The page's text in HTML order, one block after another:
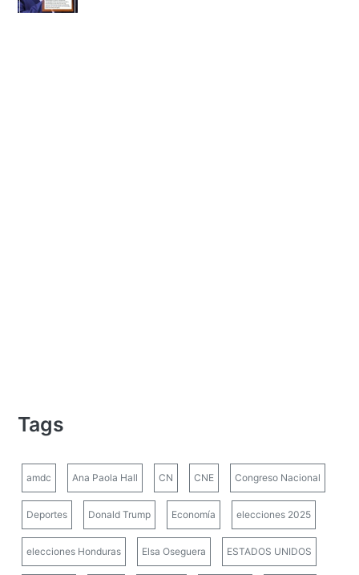
Tags
amdc Ana Paola Hall CN CNE Congreso Nacional
Deportes Donald Trump Economía elecciones 2025
elecciones Honduras Elsa Oseguera ESTADOS UNIDOS